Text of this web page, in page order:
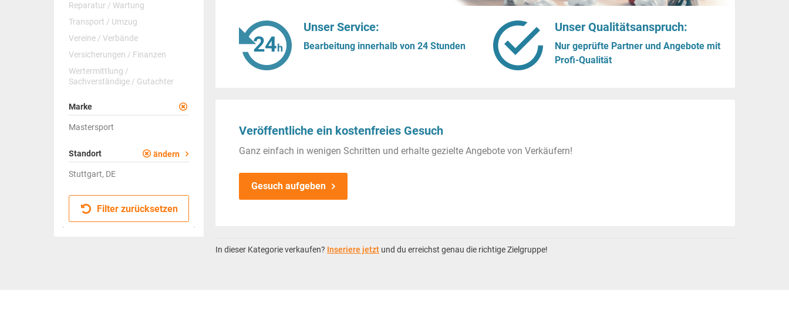
Reparatur / Wartung
Transport / Umzug
Vereine / Verbände
Versicherungen / Finanzen
Wertermittlung /
Sachverständige / Gutachter
Marke
Mastersport
Standort ändern
Stuttgart, DE
Filter zurücksetzen
Unser Service:
Bearbeitung innerhalb von 24 Stunden
Unser Qualitätsanspruch:
Nur geprüfte Partner und Angebote mit
Profi-Qualität
Veröffentliche ein kostenfreies Gesuch
Ganz einfach in wenigen Schritten und erhalte gezielte Angebote von Verkäufern!
Gesuch aufgeben
In dieser Kategorie verkaufen? Inseriere jetzt und du erreichst genau die richtige Zielgruppe!